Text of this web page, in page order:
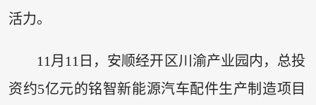
活力。
11月11日，安顺经开区川渝产业园内，总投
资约5亿元的铭智新能源汽车配件生产制造项目